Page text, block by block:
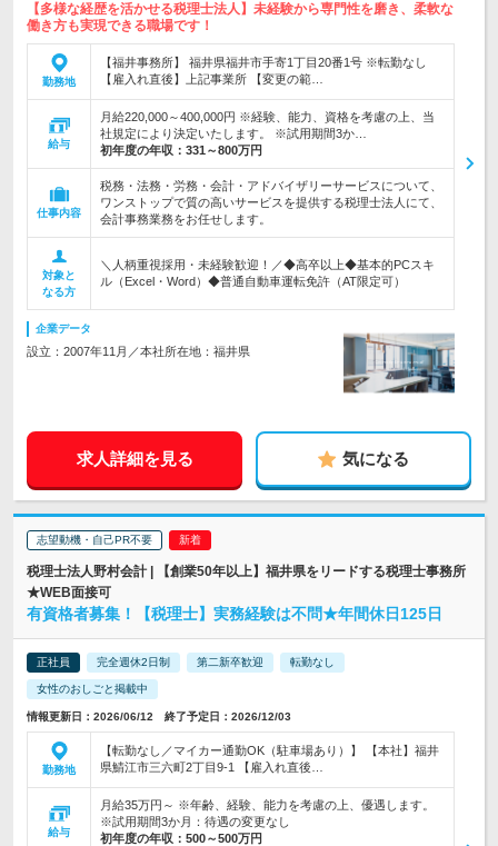
【多様な経歴を活かせる税理士法人】未経験から専門性を磨き、柔軟な
働き方も実現できる職場です！
勤務地
【福井事務所】 福井県福井市手寄1丁目20番1号 ※転勤なし
【雇入れ直後】上記事業所 【変更の範…
給与
月給220,000～400,000円 ※経験、能力、資格を考慮の上、当
社規定により決定いたします。 ※試用期間3か…
初年度の年収： 331～800万円
仕事内容
税務・法務・労務・会計・アドバイザリーサービスについて、
ワンストップで質の高いサービスを提供する税理士法人にて、
会計事務業務をお任せします。
対象と
なる方
＼人柄重視採用・未経験歓迎！／◆高卒以上◆基本的PCスキ
ル（Excel・Word）◆普通自動車運転免許（AT限定可）
企業データ
設立：2007年11月／本社所在地：福井県
求人詳細を見る 気になる
志望動機・自己PR不要
税理士法人野村会計 | 【創業50年以上】福井県をリードする税理士事務所
★WEB面接可
有資格者募集！【税理士】実務経験は不問★年間休日125日
正社員 完全週休2日制 第二新卒歓迎 転勤なし
女性のおしごと掲載中
情報更新日：2026/06/12 終了予定日：2026/12/03
勤務地
【転勤なし／マイカー通勤OK（駐車場あり）】 【本社】福井
県鯖江市三六町2丁目9-1 【雇入れ直後…
給与
月給35万円～ ※年齢、経験、能力を考慮の上、優遇します。
※試用期間3か月：待遇の変更なし
初年度の年収： 500～500万円